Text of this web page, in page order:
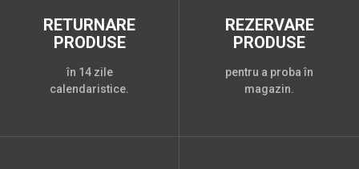
RETURNARE
PRODUSE
în 14 zile
calendaristice.
REZERVARE
PRODUSE
pentru a proba în
magazin.